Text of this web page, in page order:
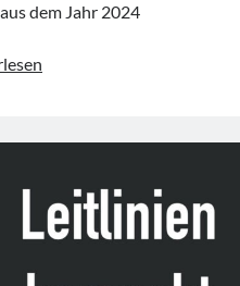
dem Jahr 2024
Verletzungen
Kindesalter
(Verbrennung,
Verbrühung)“